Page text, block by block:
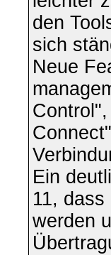
den
sich
Neue
Ein
11,
werden